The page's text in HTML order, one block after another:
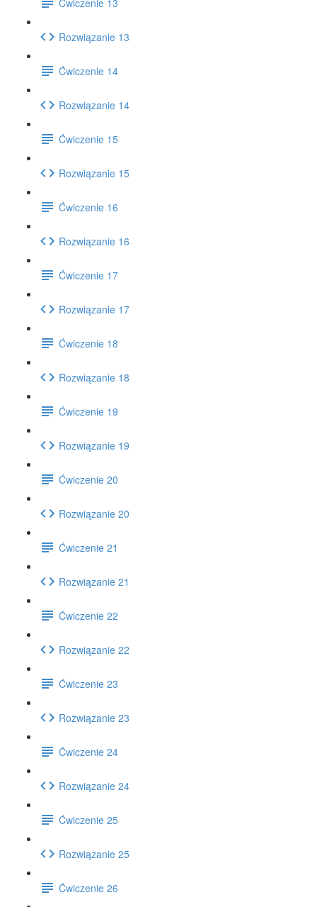
Rozwiązanie 13
Ćwiczenie 14
Rozwiązanie 14
Ćwiczenie 15
Rozwiązanie 15
Ćwiczenie 16
Rozwiązanie 16
Ćwiczenie 17
Rozwiązanie 17
Ćwiczenie 18
Rozwiązanie 18
Ćwiczenie 19
Rozwiązanie 19
Ćwiczenie 20
Rozwiązanie 20
Ćwiczenie 21
Rozwiązanie 21
Ćwiczenie 22
Rozwiązanie 22
Ćwiczenie 23
Rozwiązanie 23
Ćwiczenie 24
Rozwiązanie 24
Ćwiczenie 25
Rozwiązanie 25
Ćwiczenie 26